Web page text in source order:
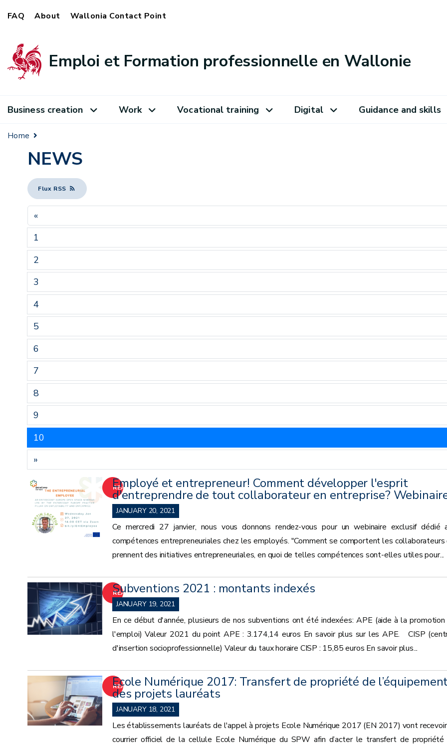
FAQ About Wallonia Contact Point
Emploi et Formation professionnelle en Wallonie
Business creation Work Vocational training Digital Guidance and skills
Home
NEWS
Flux RSS
«
1
2
3
4
5
6
7
8
9
10
»
READ
MORE
Employé et entrepreneur! Comment développer l'esprit
d'entreprendre de tout collaborateur en entreprise?
JANUARY 20, 2021
Ce mercredi 27 janvier, nous vous donnons rendez-vous pour un webinaire exclusif dédié
compétences entrepreneuriales chez les employés. "Comment se comportent les collaborateurs
prennent des initiatives entrepreneuriales, en quoi de telles compétences sont-elles utiles pour...
READ
MORE
Subventions 2021 : montants indexés
JANUARY 19, 2021
En ce début d'année, plusieurs de nos subventions ont été indexées: APE (aide à la promotion
l'emploi) Valeur 2021 du point APE : 3.174,14 euros En savoir plus sur les APE. CISP
d'insertion socioprofessionnelle) Valeur du taux horaire CISP : 15,85 euros En savoir plus...
READ
MORE
Ecole Numérique 2017: Transfert de propriété de
des projets lauréats
JANUARY 18, 2021
Les établissements lauréats de l'appel à projets Ecole Numérique 2017 (EN 2017) vont
courrier officiel de la cellule Ecole Numérique du SPW afin d’acter le transfert de propriété